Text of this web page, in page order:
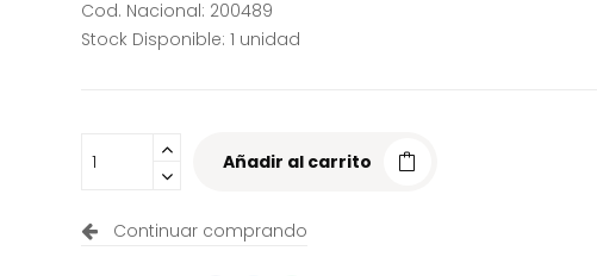
Cod. Nacional: 200489
Stock Disponible: 1 unidad
Añadir al carrito
Continuar comprando